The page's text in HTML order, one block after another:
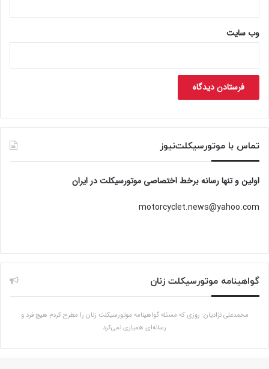
وب‌ سایت
تماس با موتورسیکلت‌نیوز
اولین و تنها رسانه برخط اختصاصی موتورسیکلت در ایران
motorcyclet.news@yahoo.com
گواهینامه موتورسیکلت زنان
محمدعلی نژادیان: روزی که مسئله گواهینامه موتورسیکلت زنان را مطرح کردم هیچ فرد و
رسانه‌ای همیاری نمی‌کرد